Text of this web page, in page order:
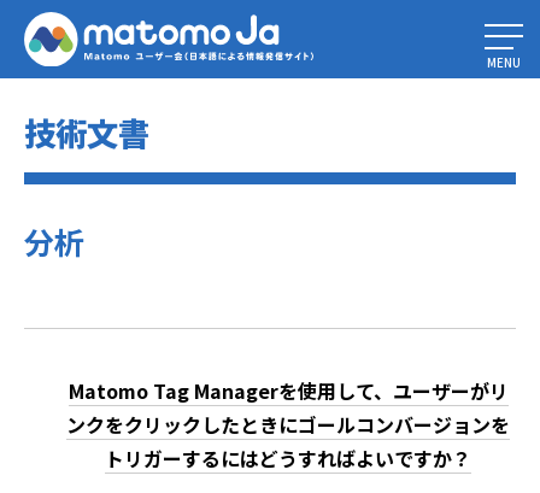
Home» Matomoタグマネージャー»
MENU
技術文書
分析
Matomo Tag Managerを使用して、ユーザーがリ
ンクをクリックしたときにゴールコンバージョンを
トリガーするにはどうすればよいですか？